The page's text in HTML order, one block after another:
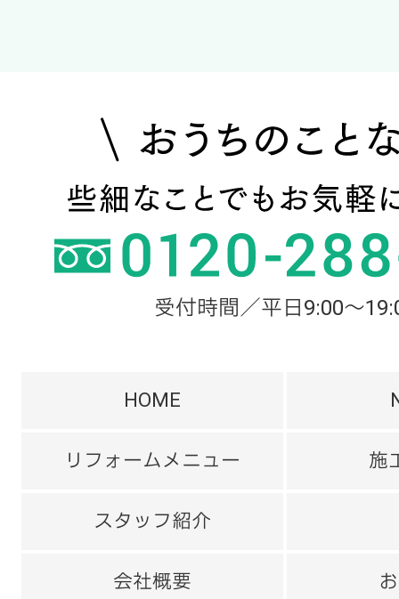
受付時間／平日9:00～
HOME
リフォームメニュー 施
スタッフ紹介
会社概要